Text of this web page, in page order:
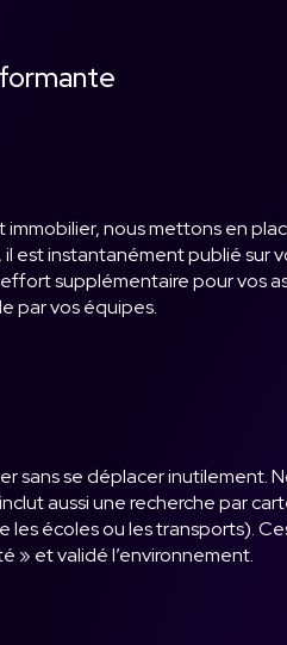
nous mettons en
est instantanément publié
supplémentaire pour
par vos équipes.
sans se déplacer
aussi une recherche par
les écoles ou les transports).
» et validé l’environnement.